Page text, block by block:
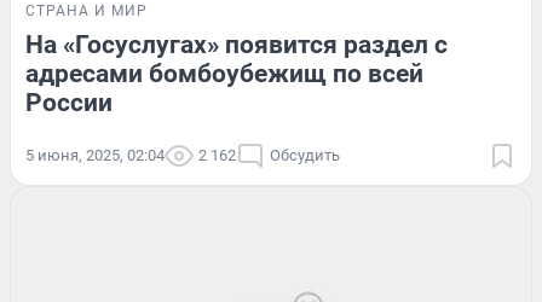
СТРАНА И МИР
На «Госуслугах» появится раздел с
адресами бомбоубежищ по всей
России
5 июня, 2025, 02:04 2 162 Обсудить